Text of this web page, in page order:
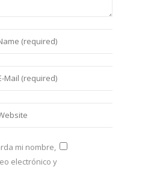
mi nombre,
electrónico y